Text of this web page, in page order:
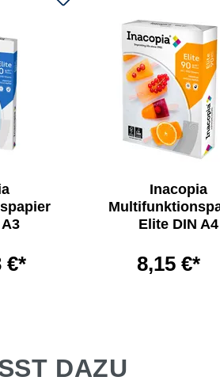
€*
Inacopia
Elite DIN A4
8,15 €*
DAZU